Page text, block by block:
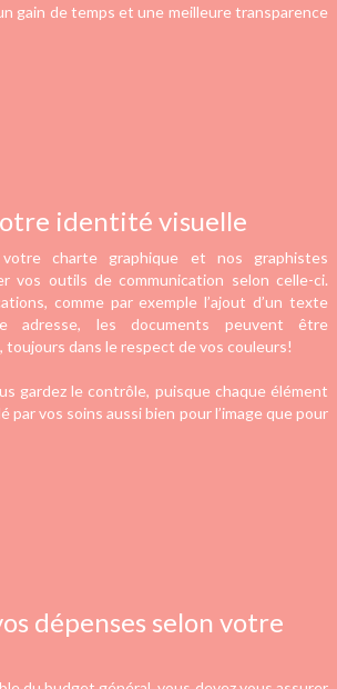
gain de temps et une meilleure transparence
identité visuelle
charte graphique et nos graphistes
vos outils de communication selon celle-ci.
comme par exemple l’ajout d’un texte
adresse, les documents peuvent être
dans le respect de vos couleurs!
gardez le contrôle, puisque chaque élément
par vos soins aussi bien pour l’image que pour
dépenses selon votre